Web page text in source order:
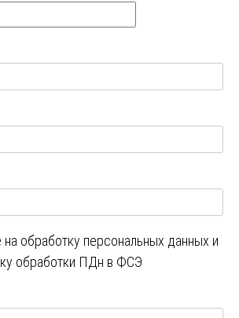
на обработку персональных данных и
обработки ПДн в ФСЭ